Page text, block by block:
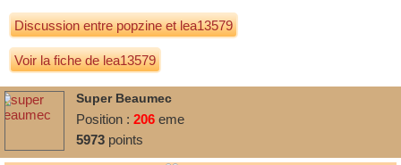
Discussion entrepopzineetlea13579
Voir la fiche de lea13579
Super Beaumec
Position : 206 eme
5973 points